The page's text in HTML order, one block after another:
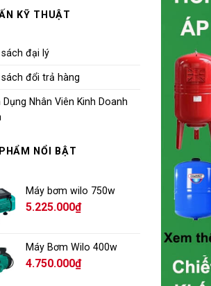
KỸ THUẬT
sách đại lý
sách đổi trả hàng
Dụng Nhân Viên Kinh Doanh
NỔI BẬT
Máy bơm wilo 750w
5.225.000₫
Máy Bơm Wilo 400w
4.750.000₫